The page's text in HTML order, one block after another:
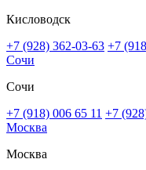
Кисловодск
+7 (928) 362-03-63 +7
Сочи
Сочи
+7 (918) 006 65 11 +7
Москва
Москва